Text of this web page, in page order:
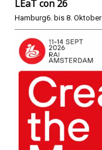
LEaT con 26
Hamburg6. bis 8. Oktober